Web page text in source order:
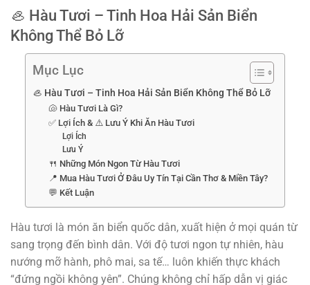
🦪 Hàu Tươi – Tinh Hoa Hải Sản Biển
Không Thể Bỏ Lỡ
Mục Lục
🦪 Hàu Tươi – Tinh Hoa Hải Sản Biển Không Thể Bỏ Lỡ
🐚 Hàu Tươi Là Gì?
✅ Lợi Ích & ⚠️ Lưu Ý Khi Ăn Hàu Tươi
Lợi Ích
Lưu Ý
🍴 Những Món Ngon Từ Hàu Tươi
📍 Mua Hàu Tươi Ở Đâu Uy Tín Tại Cần Thơ & Miền Tây?
💬 Kết Luận
Hàu tươi là món ăn biển quốc dân, xuất hiện ở mọi quán từ
sang trọng đến bình dân. Với độ tươi ngon tự nhiên, hàu
nướng mỡ hành, phô mai, sa tế… luôn khiến thực khách
“đứng ngồi không yên”. Chúng không chỉ hấp dẫn vị giác